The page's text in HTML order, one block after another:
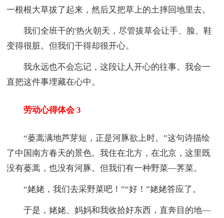
一根根大草拔了起来，然后又把草上的土摔回地里去。
我们全班干的'热火朝天，尽管拔草会让手、脸、鞋
变得很脏。但我们干得却很开心。
我永远也不会忘记，这段让人开心的往事。我会一
直把这件事埋藏在心中。
劳动心得体会 3
“蒌蒿满地芦芽短，正是河豚欲上时。”这句诗描绘
了中国南方春天的景色。我住在北方，在北京，这里既
没有蒌蒿，也没有河豚。但我们有一种野菜—荠菜。
“姥姥，我们去采野菜吧！”“好！”姥姥答应了。
于是，姥姥、妈妈和我收拾好东西，直奔目的地—